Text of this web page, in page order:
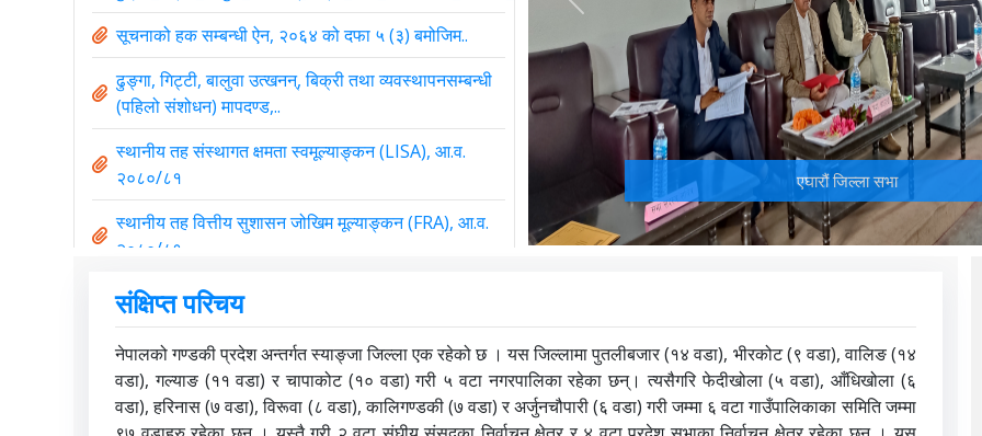
सूचनाको हक सम्बन्धी ऐन, २०६४ को दफा ५ (३) बमोजिम..
ढुङ्गा, गिट्टी, बालुवा उत्खनन्, बिक्री तथा व्यवस्थापनसम्बन्धी
(पहिलो संशोधन) मापदण्ड,..
स्थानीय तह संस्थागत क्षमता स्वमूल्याङ्कन (LISA), आ.व.
२०८०/८१
स्थानीय तह वित्तीय सुशासन जोखिम मूल्याङ्कन (FRA), आ.व.
२०८०/८१
सूचनाको हक सम्बन्धी ऐन, २०६४ को दफा ५ (३) बमोजिम..
सूचनाको हक सम्बन्धी ऐन, २०६४ को दफा ५ (३) बमोजिम..
थप हेर्नुहोस् »
एघारौं जिल्ला सभा
Previous
संक्षिप्त परिचय
नेपालको गण्डकी प्रदेश अन्तर्गत स्याङ्जा जिल्ला एक रहेको छ । यस जिल्लामा पुतलीबजार (१४ वडा), भीरकोट (९ वडा), वालिङ (१४
वडा), गल्याङ (११ वडा) र चापाकोट (१० वडा) गरी ५ वटा नगरपालिका रहेका छन्। त्यसैगरि फेदीखोला (५ वडा), आँधिखोला (६
वडा), हरिनास (७ वडा), विरूवा (८ वडा), कालिगण्डकी (७ वडा) र अर्जुनचौपारी (६ वडा) गरी जम्मा ६ वटा गाउँपालिकाका समिति जम्मा